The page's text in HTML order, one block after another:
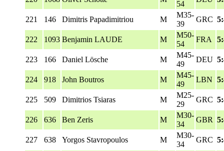
54
221 146 Dimitris Papadimitriou M
M35-
39
GRC
222 1093 Benjamin LAUDE M
M50-
54
FRA
223 166 Daniel Lösche M
M45-
49
DEU
224 918 John Boutros M
M45-
49
LBN
225 509 Dimitrios Tsiaras M
M25-
29
GRC
226 636 Ben Zeris M
M30-
34
GBR
227 638 Yorgos Stavropoulos M
M30-
34
GRC